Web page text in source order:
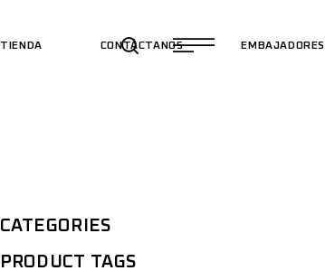
TIENDA CONTÁCTANOS EMBAJADORES
CATEGORIES
PRODUCT TAGS